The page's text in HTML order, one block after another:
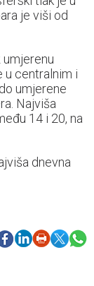
je viši od
umjerenu
u centralnim i
umjerene
Najviša
14 i 20, na
dnevna